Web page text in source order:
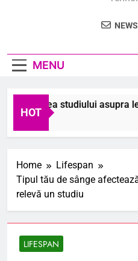
MENU
HOT
studiului asupra
2026
Home
Lifespan
Tipul tău de sânge
relevă un studiu
LIFESPAN